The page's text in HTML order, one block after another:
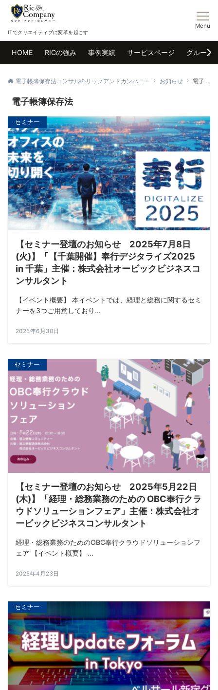
ITでクリエイティブに変革を起こす
Menu
HOME RICの強み 事例実績 サービスページ グループ
電子帳簿保存法コンサルのリックアンドカンパニー お知らせ 電子帳簿保存法
電子帳簿保存法
セミナー
【セミナー登壇のお知らせ 2025年7月8日
(火)】「【千葉開催】奉行デジタライズ2025
in 千葉」主催：株式会社オービックビジネスコ
ンサルタント
【イベント概要】 本イベントでは、経理と総務に関するセミ
ナーを3つご用意しており...
2025年6月30日
セミナー
【セミナー登壇のお知らせ 2025年5月22日
(木)】「経理・総務業務のための OBC奉行クラ
ウドソリューションフェア」主催：株式会社オ
ービックビジネスコンサルタント
経理・総務業務のためのOBC奉行クラウドソリューションフ
ェア 【イベント概要】 ...
2025年4月23日
セミナー